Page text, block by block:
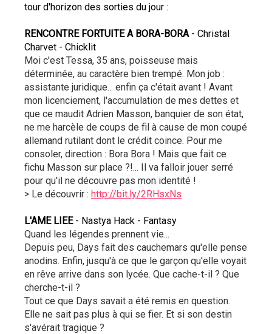
tour d'horizon des sorties du jour :
RENCONTRE FORTUITE A BORA-BORA - Christal
Charvet - Chicklit
Moi c'est Tessa, 35 ans, poisseuse mais
déterminée, au caractère bien trempé. Mon job :
assistante juridique... enfin ça c'était avant ! Avant
mon licenciement, l'accumulation de mes dettes et
que ce maudit Adrien Masson, banquier de son état,
ne me harcèle de coups de fil à cause de mon coupé
allemand rutilant dont le crédit coince. Pour me
consoler, direction : Bora Bora ! Mais que fait ce
fichu Masson sur place ?!... Il va falloir jouer serré
pour qu'il ne découvre pas mon identité !
> Le découvrir : http://bit.ly/2RHsxNs
L'AME LIEE - Nastya Hack - Fantasy
Quand les légendes prennent vie...
Depuis peu, Days fait des cauchemars qu'elle pense
anodins. Enfin, jusqu'à ce que le garçon qu'elle voyait
en rêve arrive dans son lycée. Que cache-t-il ? Que
cherche-t-il ?
Tout ce que Days savait a été remis en question.
Elle ne sait pas plus à qui se fier. Et si son destin
s'avérait tragique ?